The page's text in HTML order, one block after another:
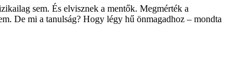
sem. És elvisznek a mentők. Megmérték a
De mi a tanulság? Hogy légy hű önmagadhoz – mondta